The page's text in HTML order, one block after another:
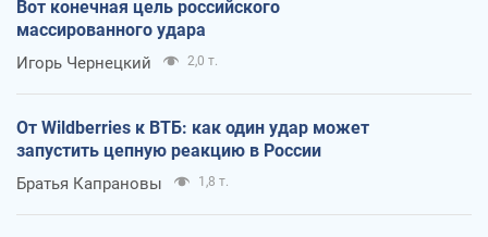
Вот конечная цель российского
массированного удара
Игорь Чернецкий 2,0 т.
От Wildberries к ВТБ: как один удар может
запустить цепную реакцию в России
Братья Капрановы 1,8 т.